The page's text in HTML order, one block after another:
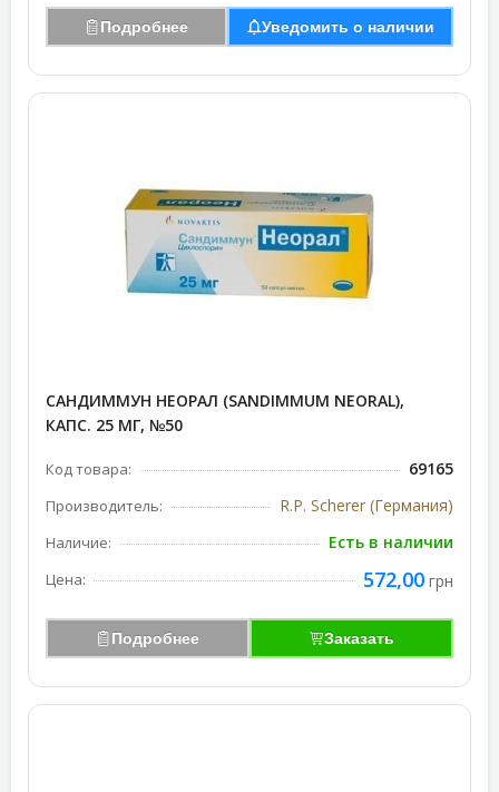
Подробнее Уведомить о наличии
САНДИММУН НЕОРАЛ (SANDIMMUM NEORAL),
КАПС. 25 МГ, №50
Код товара: 69165
Производитель: R.P. Scherer (Германия)
Наличие: Есть в наличии
Цена: 572,00 грн
Подробнее Заказать